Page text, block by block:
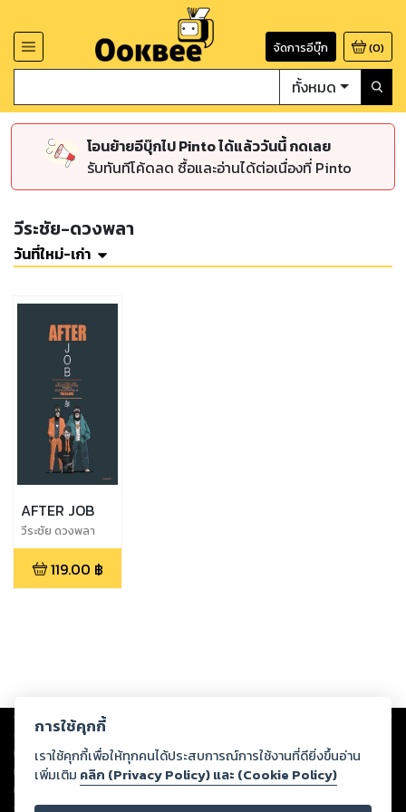
จัดการอีบุ๊ก (0)
ทั้งหมด
โอนย้ายอีบุ๊กไป Pinto ได้แล้ววันนี้ กดเลย
รับทันทีโค้ดลด ซื้อและอ่านได้ต่อเนื่องที่ Pinto
วีระชัย-ดวงพลา
วันที่ใหม่-เก่า
AFTER JOB
วีระชัย ดวงพลา
119.00 ฿
Copyright © 2026
ต่อผลงานหรือเนื้อหาใดที่อัปโหลดผ่านเว็บไซต์และปรากฏว่าละเมิดสิทธิใน
ทรัพย์สินทางปัญญาของบุคคลอื่นหรือขัดต่อกฎหมายและศีลธรรม ดังนั้น ผู้อ่าน
ทุกท่านโปรดใช้วิจารณญาณในการกลั่นกรองด้วยตนเอง และหากท่านพบว่าส่วน
หนึ่งส่วนใดขัดต่อกฎหมายและศีลธรรม กรุณาแจ้งมายังบริษัท เพื่อทีมงานจะได้
ดำเนินการในทันที ทั้งนี้ ทางสตอรี่ล็อกขอสงวนลิขสิทธิ์ตามพระราชบัญญัติ
การใช้คุกกี้
เราใช้คุกกี้เพื่อให้ทุกคนได้ประสบการณ์การใช้งานที่ดียิ่งขึ้นอ่าน
เพิ่มเติม คลิก (Privacy Policy) และ (Cookie Policy)